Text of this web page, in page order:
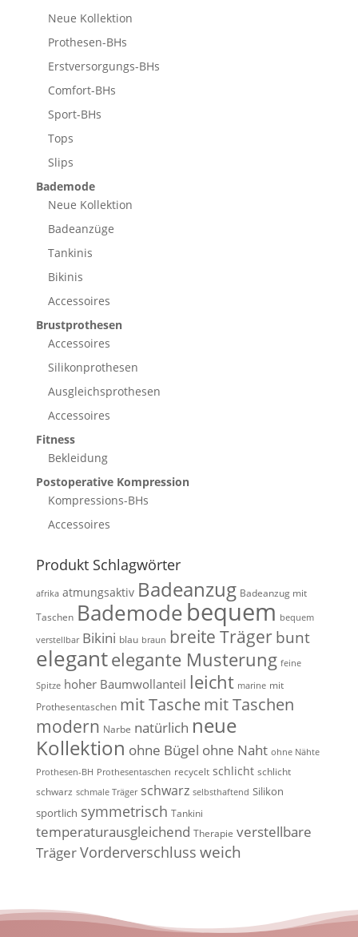
Neue Kollektion
Prothesen-BHs
Erstversorgungs-BHs
Comfort-BHs
Sport-BHs
Tops
Slips
Bademode
Neue Kollektion
Badeanzüge
Tankinis
Bikinis
Accessoires
Brustprothesen
Accessoires
Silikonprothesen
Ausgleichsprothesen
Accessoires
Fitness
Bekleidung
Postoperative Kompression
Kompressions-BHs
Accessoires
Produkt Schlagwörter
afrika atmungsaktiv Badeanzug Badeanzug mit
Taschen Bademodebequem bequem
verstellbar Bikini blau braun breite Träger bunt
elegantelegante Musterung feine
Spitze hoher Baumwollanteil leicht marine mit
Prothesentaschen mit Taschemit Taschen
modern Narbe natürlich neue
Kollektion ohne Bügel ohne Naht ohne Nähte
Prothesen-BH Prothesentaschen recycelt schlicht schlicht
schwarz schmale Träger schwarz selbsthaftend Silikon
sportlich symmetrisch Tankini
temperaturausgleichend Therapie verstellbare
TrägerVorderverschluss weich